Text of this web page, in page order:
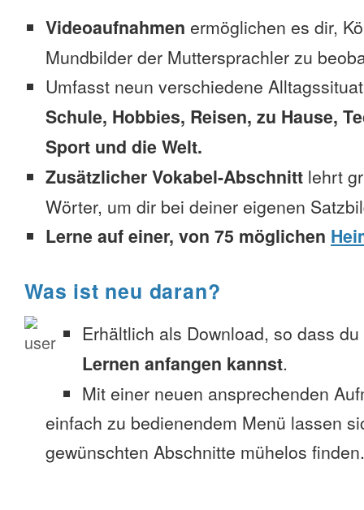
Videoaufnahmen ermöglichen es dir,
Mundbilder der Muttersprachler zu
Umfasst neun verschiedene
Schule, Hobbies, Reisen, zu Hause,
Sport und die Welt.
Zusätzlicher Vokabel-Abschnitt lehrt
Wörter, um dir bei deiner eigenen
Lerne auf einer, von 75 möglichen
Was ist neu daran?
Erhältlich als Download, so dass du
Lernen anfangen kannst.
Mit einer neuen ansprechenden
einfach zu bedienendem Menü lassen
gewünschten Abschnitte mühelos finden.